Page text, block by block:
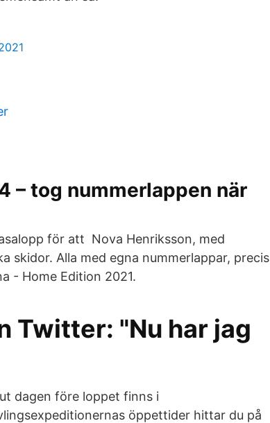
– tog nummerlappen när
för att Nova Henriksson, med
skidor. Alla med egna nummerlappar, precis
- Home Edition 2021.
Twitter: "Nu har jag
dagen före loppet finns i
öppettider hittar du på